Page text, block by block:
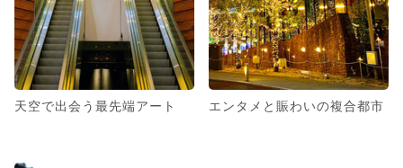
天空で出会う最先端アート エンタメと賑わいの複合都市